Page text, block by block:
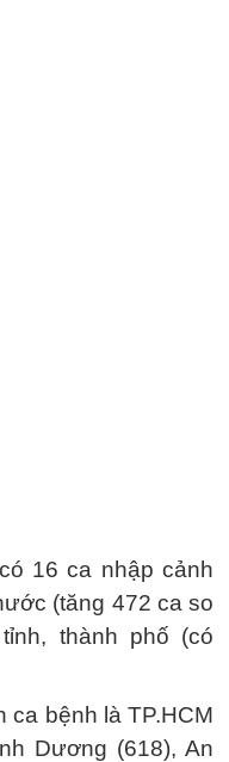
16 ca nhập cảnh
(tăng 472 ca so
thành phố (có
ca bệnh là TP.HCM
Dương (618), An